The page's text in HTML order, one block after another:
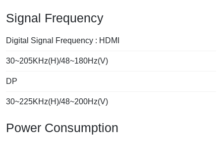
Signal Frequency
Digital Signal Frequency : HDMI
30~205KHz(H)/48~180Hz(V)
DP
30~225KHz(H)/48~200Hz(V)
Power Consumption